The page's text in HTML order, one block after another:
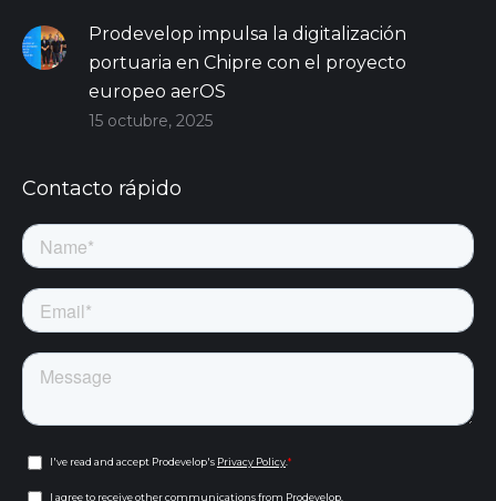
Prodevelop impulsa la digitalización
portuaria en Chipre con el proyecto
europeo aerOS
15 octubre, 2025
Contacto rápido